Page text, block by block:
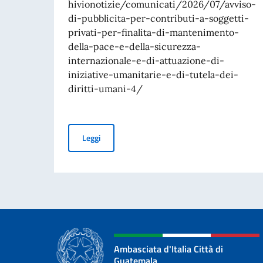
hivionotizie/comunicati/2026/07/avviso-
di-pubblicita-per-contributi-a-soggetti-
privati-per-finalita-di-mantenimento-
della-pace-e-della-sicurezza-
internazionale-e-di-attuazione-di-
iniziative-umanitarie-e-di-tutela-dei-
diritti-umani-4/
LeggiAvviso di pubblicità per contributi a soggetti
Ambasciata d'Italia Città di